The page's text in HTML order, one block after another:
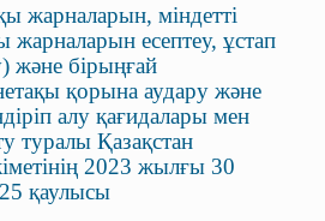
жарналарын, міндетті
жарналарын есептеу, ұстап
және бірыңғай
қорына аудару және
алу қағидалары мен
туралы Қазақстан
2023 жылғы 30
қаулысы